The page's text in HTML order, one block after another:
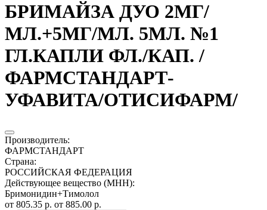
БРИМАЙЗА ДУО 2МГ/
МЛ.+5МГ/МЛ. 5МЛ. №1
ГЛ.КАПЛИ ФЛ./КАП. /
ФАРМСТАНДАРТ-
УФАВИТА/ОТИСИФАРМ/
Производитель:
ФАРМСТАНДАРТ
Страна:
РОССИЙСКАЯ ФЕДЕРАЦИЯ
Действующее вещество (МНН):
Бримонидин+Тимолол
от 805.35 р. от 885.00 р.